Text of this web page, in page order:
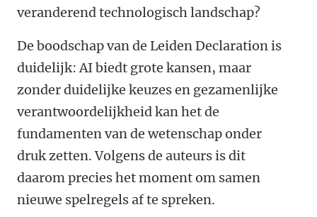
veranderend technologisch landschap?
De boodschap van de Leiden Declaration is
duidelijk: AI biedt grote kansen, maar
zonder duidelijke keuzes en gezamenlijke
verantwoordelijkheid kan het de
fundamenten van de wetenschap onder
druk zetten. Volgens de auteurs is dit
daarom precies het moment om samen
nieuwe spelregels af te spreken.